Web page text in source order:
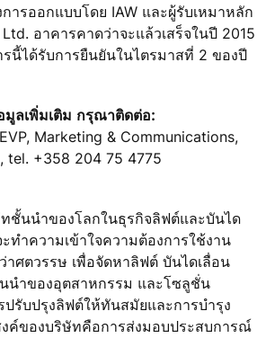
ารออกแบบโดย IAW และผู้รับเหมาหลัก
อาคารคาดว่าจะแล้วเสร็จในปี 2015
นี้ได้รับการยืนยันในไตรมาสที่ 2 ของปี
มูลเพิ่มเติม กรุณาติดต่อ:
Marketing & Communications,
tel. +358 204 75 4775
ชั้นนำของโลกในธุรกิจลิฟต์และบันได
ทำความเข้าใจความต้องการใช้งาน
ศตวรรษ เพื่อจัดหาลิฟต์ บันไดเลื่อน
นำของอุตสาหกรรม และโซลูชั่น
รับปรุงลิฟต์ให้ทันสมัยและการบำรุง
ค์ของบริษัทคือการส่งมอบประสบการณ์